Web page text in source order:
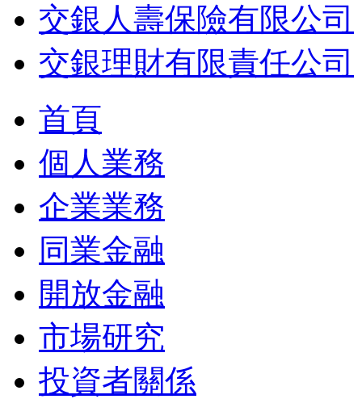
交銀人壽保險有限公司
交銀理財有限責任公司
首頁
個人業務
企業業務
同業金融
開放金融
市場研究
投資者關係